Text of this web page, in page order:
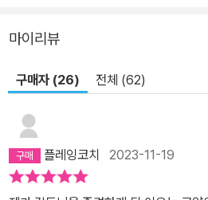
마이리뷰
구매자 (26) 전체 (62)
플레잉코치 2023-11-19